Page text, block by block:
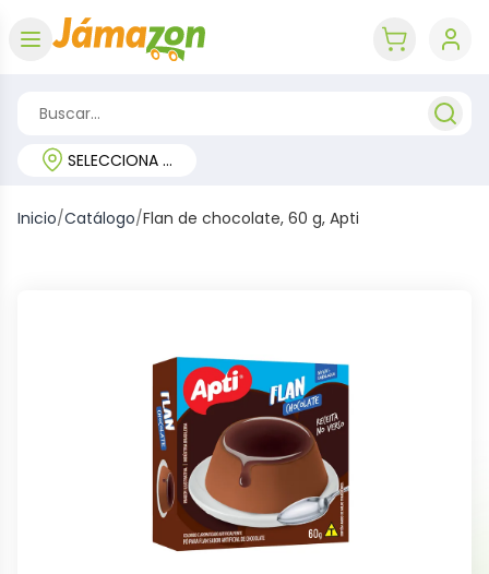
SELECCIONA TU REGIÓN
Inicio/Catálogo/Flan de chocolate, 60 g, Apti